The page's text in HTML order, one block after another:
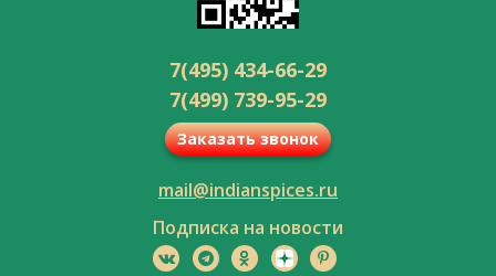
7(495) 434-66-29
7(499) 739-95-29
Заказать звонок
mail@indianspices.ru
Подписка на новости